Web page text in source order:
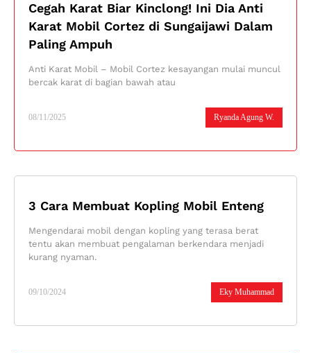
Cegah Karat Biar Kinclong! Ini Dia Anti
Karat Mobil Cortez di Sungaijawi Dalam
Paling Ampuh
Ryanda Agung W.
08/11/2025
Anti Karat Mobil – Mobil Cortez kesayangan mulai muncul
bercak karat di bagian bawah atau
3 Cara Membuat Kopling Mobil Enteng
Eky Muhammad
09/10/2024
Mengendarai mobil dengan kopling yang terasa berat
tentu akan membuat pengalaman berkendara menjadi
kurang nyaman.